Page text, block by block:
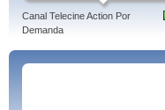
Canal Telecine Action Por
Demanda